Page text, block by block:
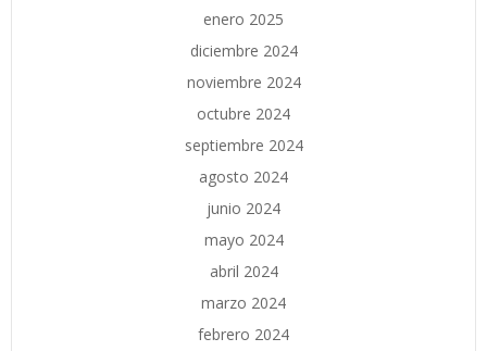
enero 2025
diciembre 2024
noviembre 2024
octubre 2024
septiembre 2024
agosto 2024
junio 2024
mayo 2024
abril 2024
marzo 2024
febrero 2024